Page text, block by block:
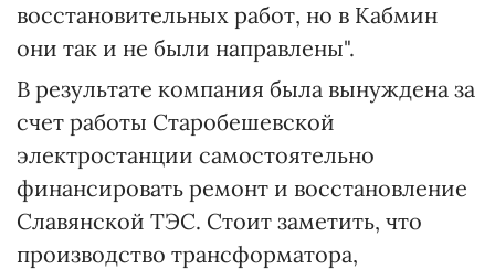
восстановительных работ, но в Кабмин
они так и не были направлены".
В результате компания была вынуждена за
счет работы Старобешевской
электростанции самостоятельно
финансировать ремонт и восстановление
Славянской ТЭС. Стоит заметить, что
производство трансформатора,